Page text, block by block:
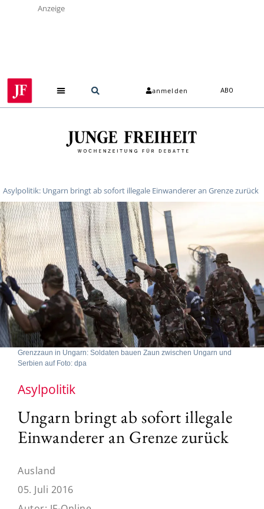
Anzeige
anmelden ABO
Asylpolitik: Ungarn bringt ab sofort illegale Einwanderer an Grenze zurück
Grenzzaun in Ungarn: Soldaten bauen Zaun zwischen Ungarn und
Serbien auf Foto: dpa
Asylpolitik
Ungarn bringt ab sofort illegale
Einwanderer an Grenze zurück
Ausland
05. Juli 2016